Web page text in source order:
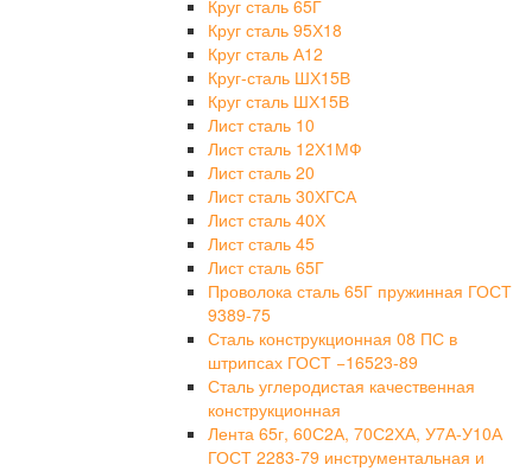
Круг сталь 65Г
Круг сталь 95Х18
Круг сталь А12
Круг-сталь ШХ15В
Круг сталь ШХ15В
Лист сталь 10
Лист сталь 12Х1МФ
Лист сталь 20
Лист сталь 30ХГСА
Лист сталь 40Х
Лист сталь 45
Лист сталь 65Г
Проволока сталь 65Г пружинная ГОСТ
9389-75
Сталь конструкционная 08 ПС в
штрипсах ГОСТ −16523-89
Сталь углеродистая качественная
конструкционная
Лента 65г, 60С2А, 70С2ХА, У7А-У10А
ГОСТ 2283-79 инструментальная и